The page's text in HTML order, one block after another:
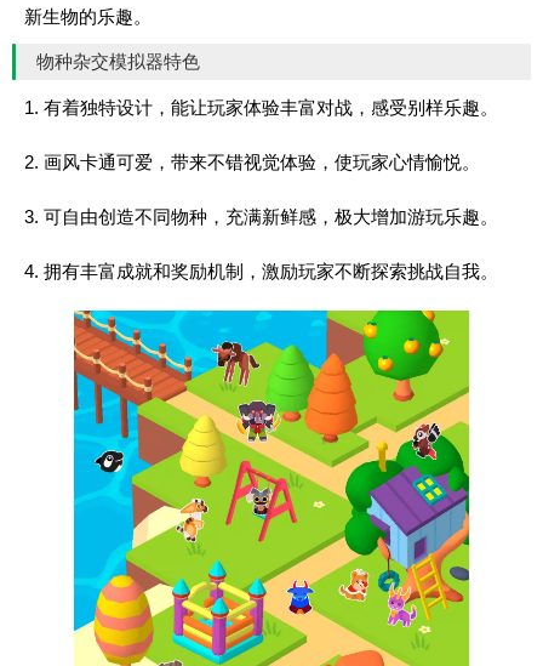
新生物的乐趣。
物种杂交模拟器特色
1. 有着独特设计，能让玩家体验丰富对战，感受别样乐趣。
2. 画风卡通可爱，带来不错视觉体验，使玩家心情愉悦。
3. 可自由创造不同物种，充满新鲜感，极大增加游玩乐趣。
4. 拥有丰富成就和奖励机制，激励玩家不断探索挑战自我。